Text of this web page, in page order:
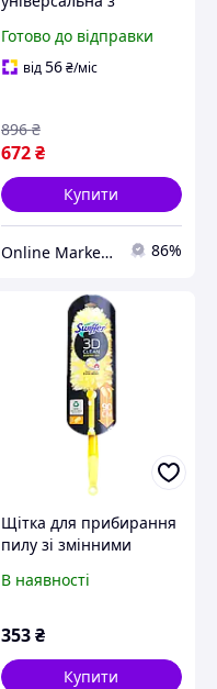
автовіджимом швабри
зі змінними запасними
Готово до відправки
від56₴/міс
672₴
896 ₴
Купити
Online Market 24/7 86%
Щітка для прибирання
пилу зі змінними
змінна насадка 1 шт.)
xxl
В наявності
353₴
Купити